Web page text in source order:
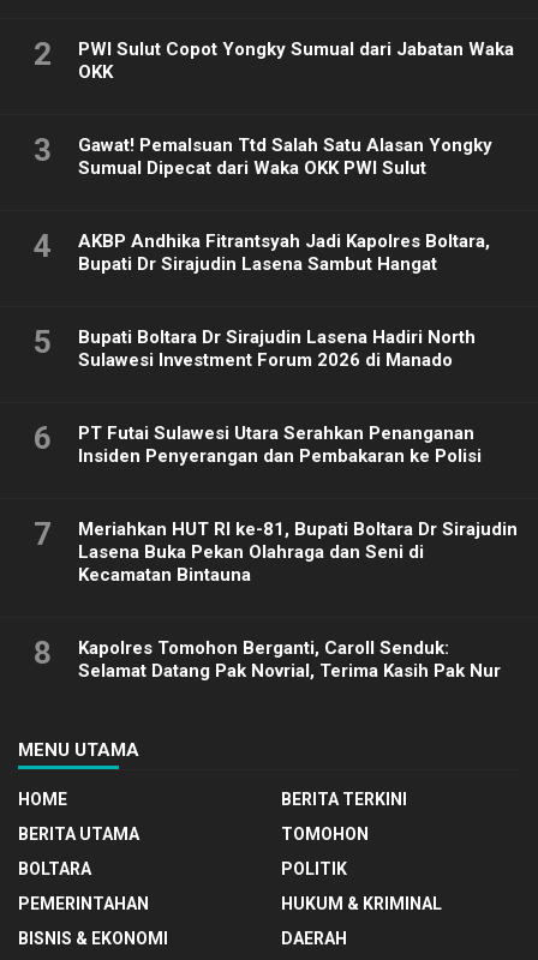
2
PWI Sulut Copot Yongky Sumual dari Jabatan Waka
OKK
3
Gawat! Pemalsuan Ttd Salah Satu Alasan Yongky
Sumual Dipecat dari Waka OKK PWI Sulut
4
AKBP Andhika Fitrantsyah Jadi Kapolres Boltara,
Bupati Dr Sirajudin Lasena Sambut Hangat
5
Bupati Boltara Dr Sirajudin Lasena Hadiri North
Sulawesi Investment Forum 2026 di Manado
6
PT Futai Sulawesi Utara Serahkan Penanganan
Insiden Penyerangan dan Pembakaran ke Polisi
7
Meriahkan HUT RI ke-81, Bupati Boltara Dr Sirajudin
Lasena Buka Pekan Olahraga dan Seni di
Kecamatan Bintauna
8
Kapolres Tomohon Berganti, Caroll Senduk:
Selamat Datang Pak Novrial, Terima Kasih Pak Nur
MENU UTAMA
HOME
BERITA TERKINI
BERITA UTAMA
TOMOHON
BOLTARA
POLITIK
PEMERINTAHAN
HUKUM & KRIMINAL
BISNIS & EKONOMI
DAERAH